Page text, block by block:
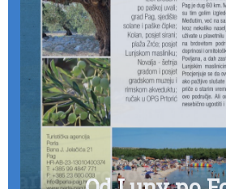
Parki narodowe